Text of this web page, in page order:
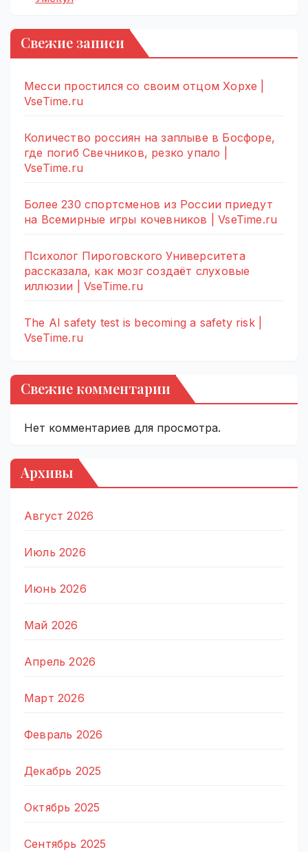
Свежие записи
Месси простился со своим отцом Хорхе |
VseTime.ru
Количество россиян на заплыве в Босфоре,
где погиб Свечников, резко упало |
VseTime.ru
Более 230 спортсменов из России приедут
на Всемирные игры кочевников | VseTime.ru
Психолог Пироговского Университета
рассказала, как мозг создаёт слуховые
иллюзии | VseTime.ru
The AI safety test is becoming a safety risk |
VseTime.ru
Свежие комментарии
Нет комментариев для просмотра.
Архивы
Август 2026
Июль 2026
Июнь 2026
Май 2026
Апрель 2026
Март 2026
Февраль 2026
Декабрь 2025
Октябрь 2025
Сентябрь 2025